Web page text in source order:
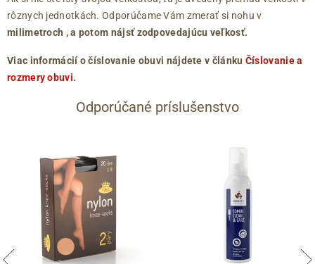
rôznych jednotkách. Odporúčame Vám zmerať si nohu v
milimetroch , a potom nájsť zodpovedajúcu veľkosť.
Viac informácií o číslovanie obuvi nájdete v článku Číslovanie a
rozmery obuvi.
Odporúčané príslušenstvo